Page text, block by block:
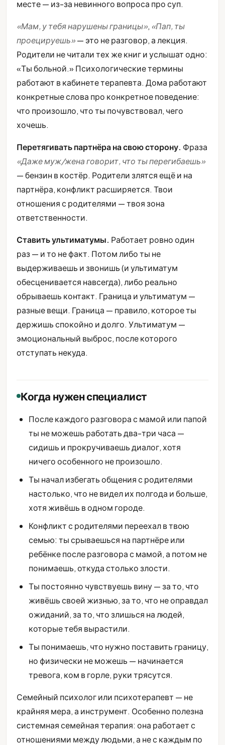
месте — из-за невинного вопроса про суп.
«Мам, у тебя нарушены границы», «Пап, ты
проецируешь»— это не разговор, а лекция.
Родители не читали тех же книг и услышат одно:
«Ты больной.» Психологические термины
работают в кабинете терапевта. Дома работают
конкретные слова про конкретное поведение:
что произошло, что ты почувствовал, чего
хочешь.
Перетягивать партнёра на свою сторону. Фраза
«Даже муж/жена говорит, что ты перегибаешь»
— бензин в костёр. Родители злятся ещё и на
партнёра, конфликт расширяется. Твои
отношения с родителями — твоя зона
ответственности.
Ставить ультиматумы. Работает ровно один
раз — и то не факт. Потом либо ты не
выдерживаешь и звонишь (и ультиматум
обесценивается навсегда), либо реально
обрываешь контакт. Граница и ультиматум —
разные вещи. Граница — правило, которое ты
держишь спокойно и долго. Ультиматум —
эмоциональный выброс, после которого
отступать некуда.
Когда нужен специалист
После каждого разговора с мамой или папой
ты не можешь работать два-три часа —
сидишь и прокручиваешь диалог, хотя
ничего особенного не произошло.
Ты начал избегать общения с родителями
настолько, что не видел их полгода и больше,
хотя живёшь в одном городе.
Конфликт с родителями переехал в твою
семью: ты срываешься на партнёре или
ребёнке после разговора с мамой, а потом не
понимаешь, откуда столько злости.
Ты постоянно чувствуешь вину — за то, что
живёшь своей жизнью, за то, что не оправдал
ожиданий, за то, что злишься на людей,
которые тебя вырастили.
Ты понимаешь, что нужно поставить границу,
но физически не можешь — начинается
тревога, ком в горле, руки трясутся.
Семейный психолог или психотерапевт — не
крайняя мера, а инструмент. Особенно полезна
системная семейная терапия: она работает с
отношениями между людьми, а не с каждым по